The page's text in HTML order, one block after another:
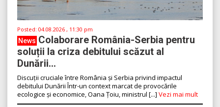
Posted: 04.08.2026 , 11:30 pm
News Colaborare România-Serbia pentru
soluții la criza debitului scăzut al
Dunării...
Discuții cruciale între România și Serbia privind impactul
debitului Dunării Într-un context marcat de provocările
ecologice și economice, Oana Țoiu, ministrul [...] Vezi mai mult